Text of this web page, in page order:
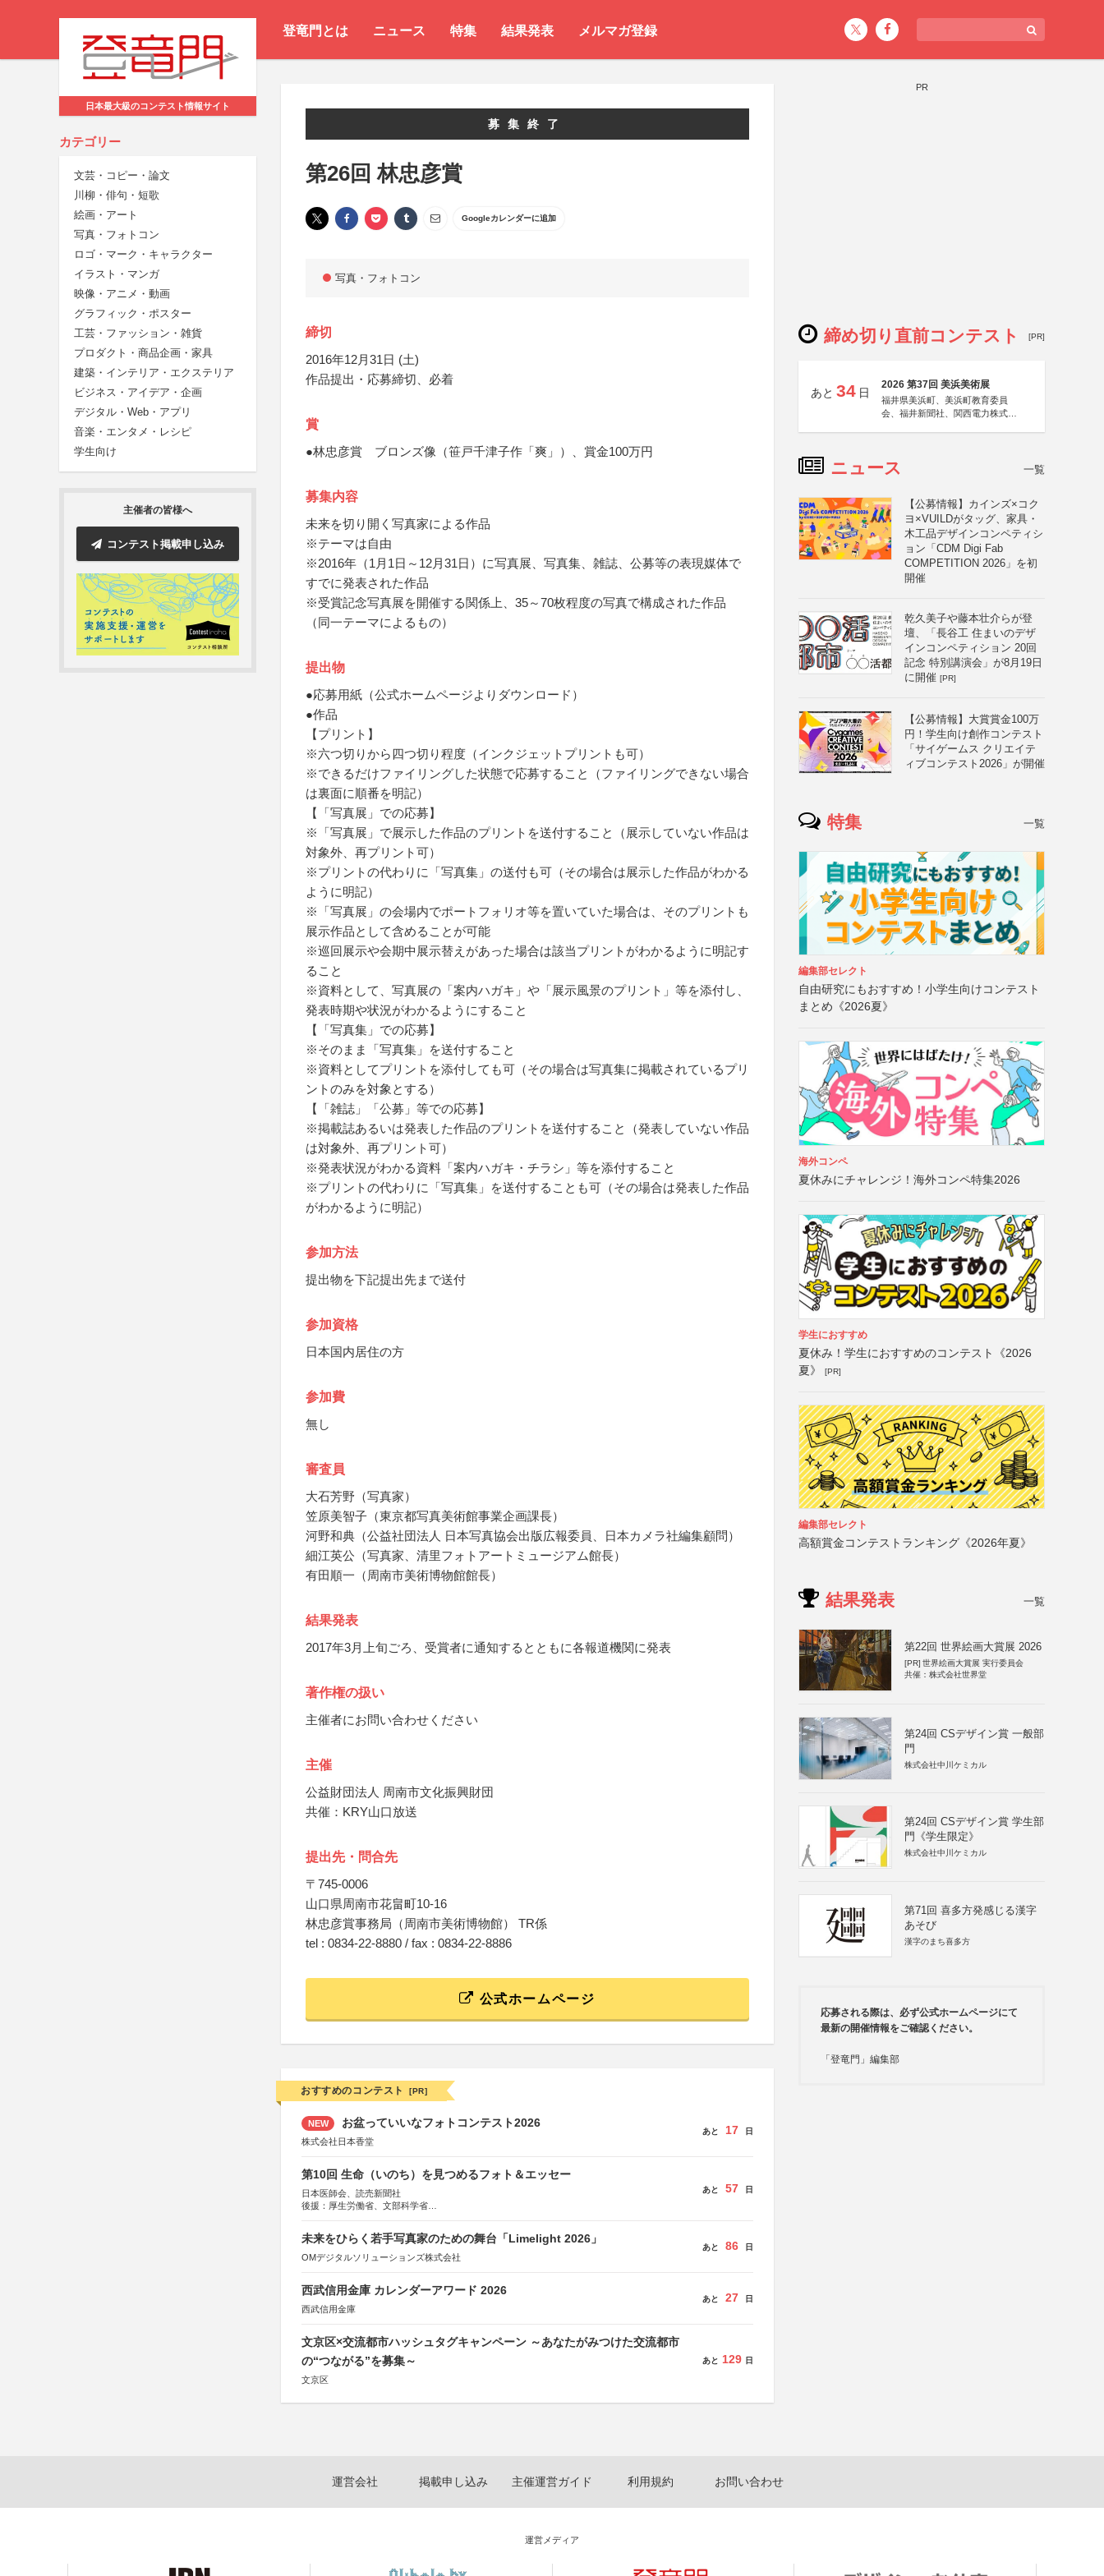
登竜門とは ニュース 特集 結果発表 メルマガ登録
日本最大級のコンテスト情報サイト
カテゴリー
文芸・コピー・論文
川柳・俳句・短歌
絵画・アート
写真・フォトコン
ロゴ・マーク・キャラクター
イラスト・マンガ
映像・アニメ・動画
グラフィック・ポスター
工芸・ファッション・雑貨
プロダクト・商品企画・家具
建築・インテリア・エクステリア
ビジネス・アイデア・企画
デジタル・Web・アプリ
音楽・エンタメ・レシピ
学生向け
主催者の皆様へ
コンテスト掲載申し込み
募集終了
第26回 林忠彦賞
Googleカレンダーに追加
写真・フォトコン
締切
2016年12月31日 (土)
作品提出・応募締切、必着
賞
●林忠彦賞 ブロンズ像（笹戸千津子作「爽」）、賞金100万円
募集内容
未来を切り開く写真家による作品
※テーマは自由
※2016年（1月1日～12月31日）に写真展、写真集、雑誌、公募等の表現媒体で
すでに発表された作品
※受賞記念写真展を開催する関係上、35～70枚程度の写真で構成された作品
（同一テーマによるもの）
提出物
●応募用紙（公式ホームページよりダウンロード）
●作品
【プリント】
※六つ切りから四つ切り程度（インクジェットプリントも可）
※できるだけファイリングした状態で応募すること（ファイリングできない場合
は裏面に順番を明記）
【「写真展」での応募】
※「写真展」で展示した作品のプリントを送付すること（展示していない作品は
対象外、再プリント可）
※プリントの代わりに「写真集」の送付も可（その場合は展示した作品がわかる
ように明記）
※「写真展」の会場内でポートフォリオ等を置いていた場合は、そのプリントも
展示作品として含めることが可能
※巡回展示や会期中展示替えがあった場合は該当プリントがわかるように明記す
ること
※資料として、写真展の「案内ハガキ」や「展示風景のプリント」等を添付し、
発表時期や状況がわかるようにすること
【「写真集」での応募】
※そのまま「写真集」を送付すること
※資料としてプリントを添付しても可（その場合は写真集に掲載されているプリ
ントのみを対象とする）
【「雑誌」「公募」等での応募】
※掲載誌あるいは発表した作品のプリントを送付すること（発表していない作品
は対象外、再プリント可）
※発表状況がわかる資料「案内ハガキ・チラシ」等を添付すること
※プリントの代わりに「写真集」を送付することも可（その場合は発表した作品
がわかるように明記）
参加方法
提出物を下記提出先まで送付
参加資格
日本国内居住の方
参加費
無し
審査員
大石芳野（写真家）
笠原美智子（東京都写真美術館事業企画課長）
河野和典（公益社団法人 日本写真協会出版広報委員、日本カメラ社編集顧問）
細江英公（写真家、清里フォトアートミュージアム館長）
有田順一（周南市美術博物館館長）
結果発表
2017年3月上旬ごろ、受賞者に通知するとともに各報道機関に発表
著作権の扱い
主催者にお問い合わせください
主催
公益財団法人 周南市文化振興財団
共催：KRY山口放送
提出先・問合先
〒745-0006
山口県周南市花畠町10-16
林忠彦賞事務局（周南市美術博物館） TR係
tel : 0834-22-8880 / fax : 0834-22-8886
公式ホームページ
おすすめのコンテスト [PR]
NEW お盆っていいなフォトコンテスト2026
株式会社日本香堂
あと 17 日
第10回 生命（いのち）を見つめるフォト＆エッセー
日本医師会、読売新聞社
後援：厚生労働省、文部科学省
あと 57 日
未来をひらく若手写真家のための舞台「Limelight 2026」
OMデジタルソリューションズ株式会社
あと 86 日
西武信用金庫 カレンダーアワード 2026
西武信用金庫
あと 27 日
文京区×交流都市ハッシュタグキャンペーン ～あなたがみつけた交流都市
の“つながる”を募集～
文京区
あと 129 日
PR
締め切り直前コンテスト [PR]
あと 34 日
2026 第37回 美浜美術展
福井県美浜町、美浜町教育委員
会、福井新聞社、関西電力株式会
ニュース 一覧
【公募情報】カインズ×コク
ヨ×VUILDがタッグ、家具・
木工品デザインコンペティシ
ョン「CDM Digi Fab
COMPETITION 2026」を初
開催
乾久美子や藤本壮介らが登
壇、「長谷工 住まいのデザ
インコンペティション 20回
記念 特別講演会」が8月19日
に開催 [PR]
【公募情報】大賞賞金100万
円！学生向け創作コンテスト
「サイゲームス クリエイテ
ィブコンテスト2026」が開催
特集 一覧
編集部セレクト
自由研究にもおすすめ！小学生向けコンテスト
まとめ《2026夏》
海外コンペ
夏休みにチャレンジ！海外コンペ特集2026
学生におすすめ
夏休み！学生におすすめのコンテスト《2026
夏》
[PR]
編集部セレクト
高額賞金コンテストランキング《2026年夏》
結果発表 一覧
第22回 世界絵画大賞展 2026
[PR] 世界絵画大賞展 実行委員会
共催：株式会社世界堂
第24回 CSデザイン賞 一般部
門
株式会社中川ケミカル
第24回 CSデザイン賞 学生部
門《学生限定》
株式会社中川ケミカル
第71回 喜多方発感じる漢字
あそび
漢字のまち喜多方
応募される際は、必ず公式ホームページにて
最新の開催情報をご確認ください。
「登竜門」編集部
運営会社 掲載申し込み 主催運営ガイド 利用規約 お問い合わせ
運営メディア